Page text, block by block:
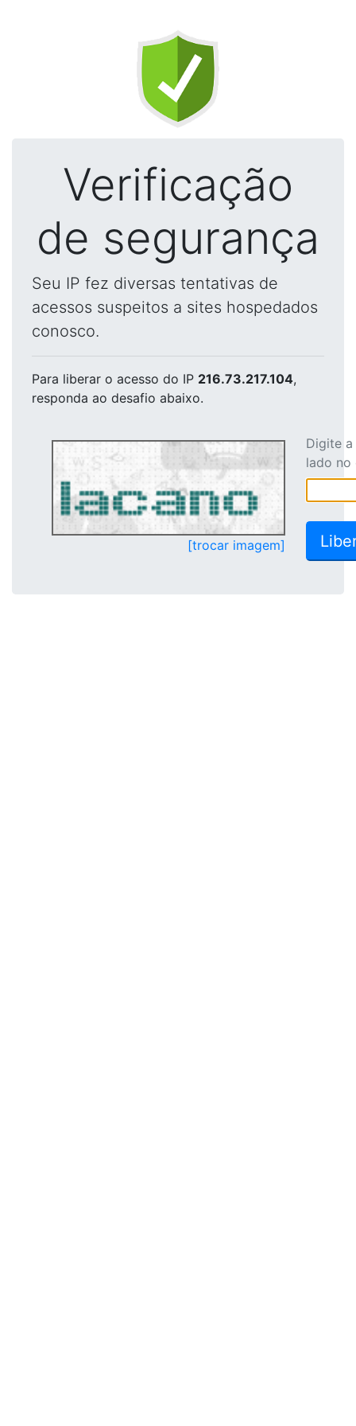
Verificação
de segurança
Seu IP fez diversas tentativas de
acessos suspeitos a sites hospedados
conosco.
Para liberar o acesso do IP 216.73.217.104,
responda ao desafio abaixo.
[trocar imagem]
Digite
lado no